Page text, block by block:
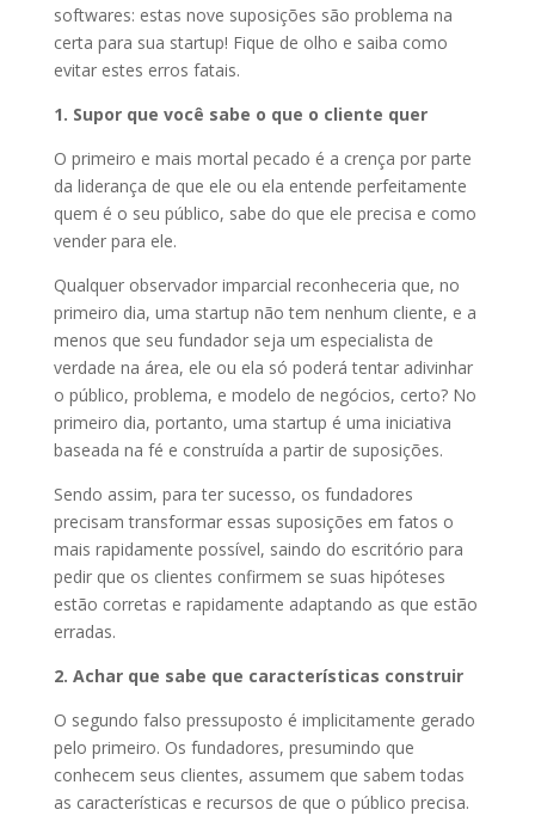
softwares: estas nove suposições são problema na
certa para sua startup! Fique de olho e saiba como
evitar estes erros fatais.
1. Supor que você sabe o que o cliente quer
O primeiro e mais mortal pecado é a crença por parte
da liderança de que ele ou ela entende perfeitamente
quem é o seu público, sabe do que ele precisa e como
vender para ele.
Qualquer observador imparcial reconheceria que, no
primeiro dia, uma startup não tem nenhum cliente, e a
menos que seu fundador seja um especialista de
verdade na área, ele ou ela só poderá tentar adivinhar
o público, problema, e modelo de negócios, certo? No
primeiro dia, portanto, uma startup é uma iniciativa
baseada na fé e construída a partir de suposições.
Sendo assim, para ter sucesso, os fundadores
precisam transformar essas suposições em fatos o
mais rapidamente possível, saindo do escritório para
pedir que os clientes confirmem se suas hipóteses
estão corretas e rapidamente adaptando as que estão
erradas.
2. Achar que sabe que características construir
O segundo falso pressuposto é implicitamente gerado
pelo primeiro. Os fundadores, presumindo que
conhecem seus clientes, assumem que sabem todas
as características e recursos de que o público precisa.